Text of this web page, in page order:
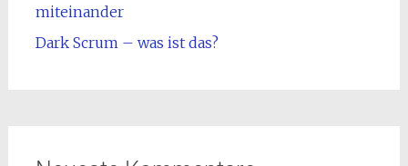
miteinander
Dark Scrum – was ist das?